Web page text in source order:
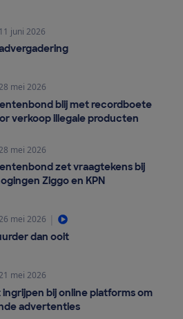
11 juni 2026
mei 2026
blij met recordboete
verkoop illegale producten
mei 2026
zet vraagtekens bij
Ziggo en KPN
mei 2026
dan ooit
mei 2026
ingrijpen bij online platforms om
advertenties